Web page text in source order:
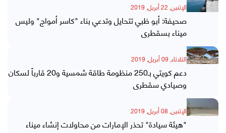
الإثنين, 22 أبريل, 2019
صحيفة: أبو ظبي تتحايل وتدعي بناء "كاسر أمواج" وليس
ميناء بسقطرى
الثلاثاء, 09 أبريل, 2019
دعم كويتي بـ250 منظومة طاقة شمسية و20 قارباً لسكان
وصيادي سقطرى
الإثنين, 08 أبريل, 2019
"هيئة سيادة" تحذر الإمارات من محاولات إنشاء ميناء